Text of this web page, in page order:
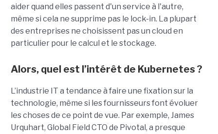
aider quand elles passent d'un service à l'autre,
même si cela ne supprime pas le lock-in. La plupart
des entreprises ne choisissent pas un cloud en
particulier pour le calcul et le stockage.
Alors, quel est l’intérêt de Kubernetes ?
L’industrie IT a tendance à faire une fixation sur la
technologie, même si les fournisseurs font évoluer
les choses de ce point de vue. Par exemple, James
Urquhart, Global Field CTO de Pivotal, a presque